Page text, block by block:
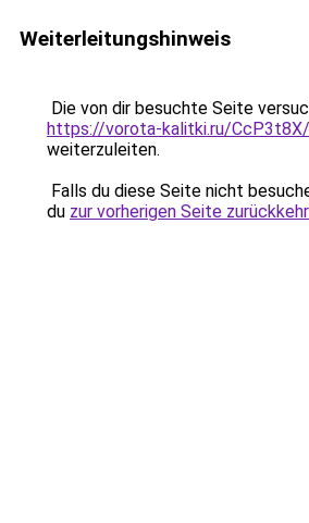
Weiterleitungshinweis
Die von dir besuchte Seite
https://vorota-kalitki.ru/
weiterzuleiten.
Falls du diese Seite nicht
du zur vorherigen Seite